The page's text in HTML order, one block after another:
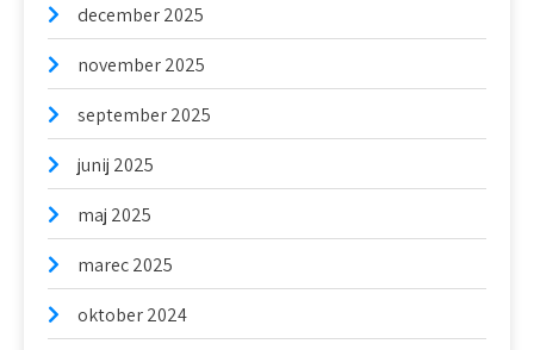
december 2025
november 2025
september 2025
junij 2025
maj 2025
marec 2025
oktober 2024